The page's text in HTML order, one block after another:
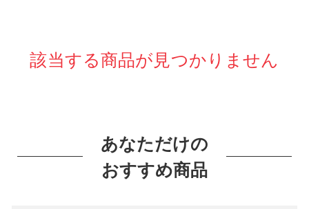
該当する商品が見つかりません
あなただけの
おすすめ商品